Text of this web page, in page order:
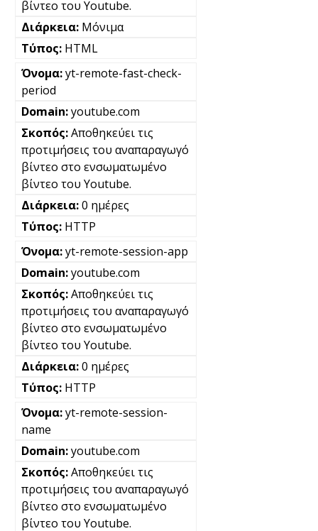
βίντεο του Youtube.
Μόνιμα
HTML
yt-remote-fast-check-
period
youtube.com
Αποθηκεύει τις
προτιμήσεις του αναπαραγωγό
βίντεο στο ενσωματωμένο
βίντεο του Youtube.
0 ημέρες
HTTP
yt-remote-session-app
youtube.com
Αποθηκεύει τις
προτιμήσεις του αναπαραγωγό
βίντεο στο ενσωματωμένο
βίντεο του Youtube.
0 ημέρες
HTTP
yt-remote-session-
name
youtube.com
Αποθηκεύει τις
προτιμήσεις του αναπαραγωγό
βίντεο στο ενσωματωμένο
βίντεο του Youtube.